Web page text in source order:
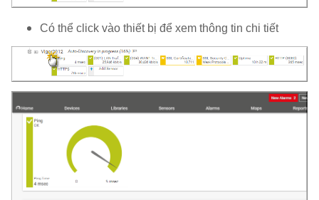
Có thể click vào thiết bị để xem thông tin chi tiết